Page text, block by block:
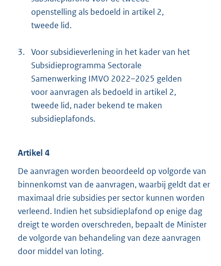
openstelling als bedoeld in artikel 2,
tweede lid.
3. Voor subsidieverlening in het kader van het
Subsidieprogramma Sectorale
Samenwerking IMVO 2022–2025 gelden
voor aanvragen als bedoeld in artikel 2,
tweede lid, nader bekend te maken
subsidieplafonds.
Artikel 4
De aanvragen worden beoordeeld op volgorde van
binnenkomst van de aanvragen, waarbij geldt dat er
maximaal drie subsidies per sector kunnen worden
verleend. Indien het subsidieplafond op enige dag
dreigt te worden overschreden, bepaalt de Minister
de volgorde van behandeling van deze aanvragen
door middel van loting.